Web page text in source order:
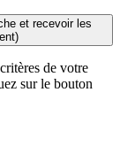
et recevoir les
de votre
sur le bouton